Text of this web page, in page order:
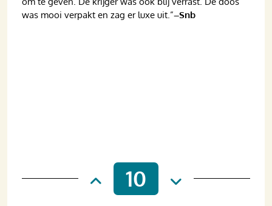
was mooi verpakt en zag er luxe uit.”–Snb
10